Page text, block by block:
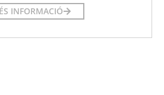
INFORMACIÓ